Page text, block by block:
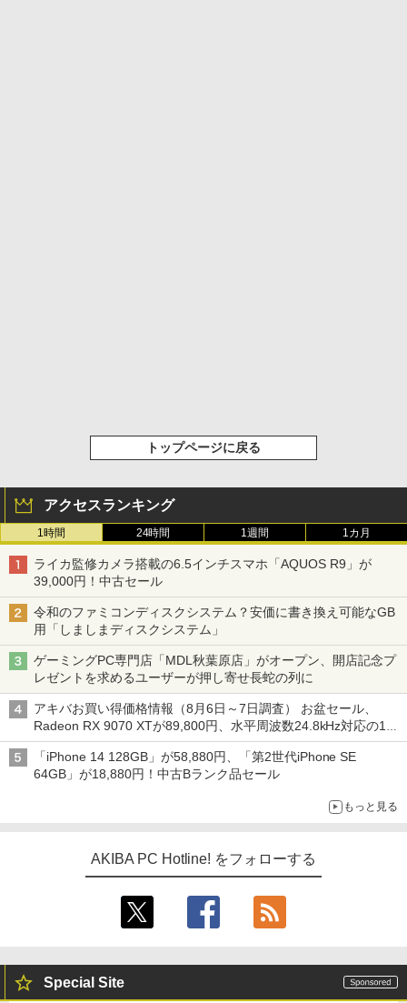
トップページに戻る
アクセスランキング
1時間 24時間 1週間 1カ月
ライカ監修カメラ搭載の6.5インチスマホ「AQUOS R9」が
39,000円！中古セール
令和のファミコンディスクシステム？安価に書き換え可能なGB
用「しましまディスクシステム」
ゲーミングPC専門店「MDL秋葉原店」がオープン、開店記念プ
レゼントを求めるユーザーが押し寄せ長蛇の列に
アキバお買い得価格情報（8月6日～7日調査） お盆セール、
Radeon RX 9070 XTが89,800円、水平周波数24.8kHz対応の17
型モニターが9,801円、暑さ指数連動セール ほか
「iPhone 14 128GB」が58,880円、「第2世代iPhone SE
64GB」が18,880円！中古Bランク品セール
もっと見る
AKIBA PC Hotline! をフォローする
Special Site